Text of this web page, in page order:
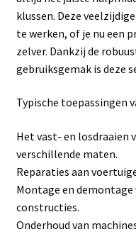
Contact
Klantenservice
Over Ons
Overzicht
klussen. Deze
te werken, of je nu een
zelver. Dankzij de
gebruiksgemak is deze
Typische toepassingen
Het vast- en losdraaien
verschillende maten.
Reparaties aan
Montage en demontage
constructies.
Onderhoud van